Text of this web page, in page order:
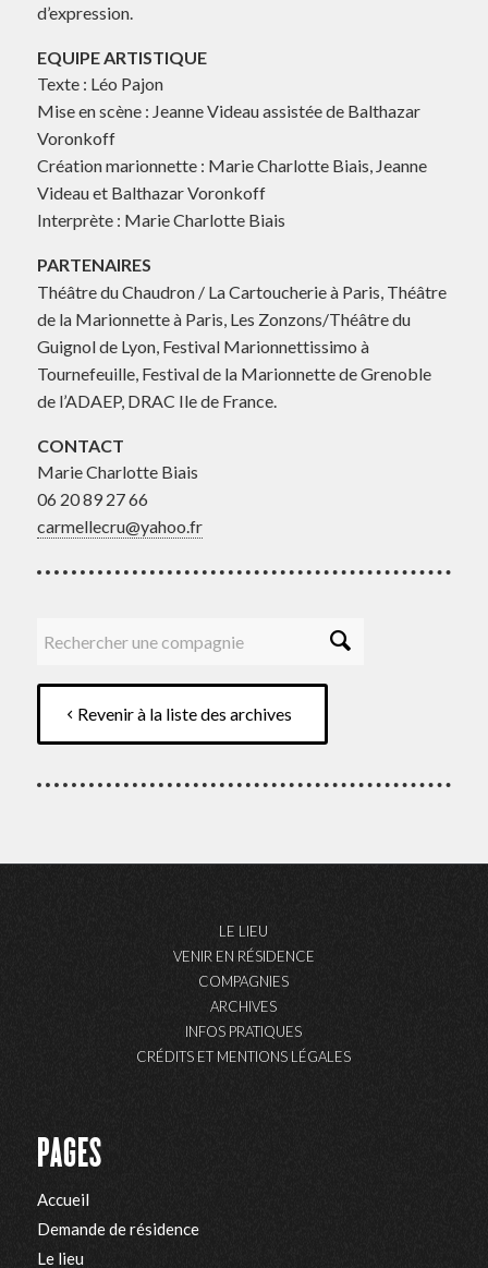
d’expression.
EQUIPE ARTISTIQUE
Texte : Léo Pajon
Mise en scène : Jeanne Videau assistée de Balthazar
Voronkoff
Création marionnette : Marie Charlotte Biais, Jeanne
Videau et Balthazar Voronkoff
Interprète : Marie Charlotte Biais
PARTENAIRES
Théâtre du Chaudron / La Cartoucherie à Paris, Théâtre
de la Marionnette à Paris, Les Zonzons/Théâtre du
Guignol de Lyon, Festival Marionnettissimo à
Tournefeuille, Festival de la Marionnette de Grenoble
de l’ADAEP, DRAC Ile de France.
CONTACT
Marie Charlotte Biais
06 20 89 27 66
carmellecru@yahoo.fr
Revenir à la liste des archives
LE LIEU
VENIR EN RÉSIDENCE
COMPAGNIES
ARCHIVES
INFOS PRATIQUES
CRÉDITS ET MENTIONS LÉGALES
PAGES
Accueil
Demande de résidence
Le lieu